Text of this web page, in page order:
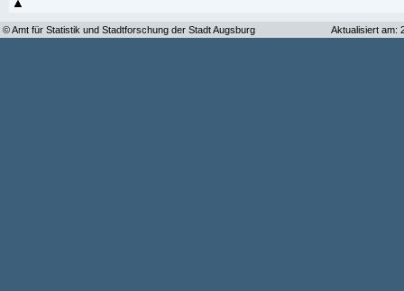
© Amt für Statistik und Stadtforschung der Stadt Augsburg Aktualisiert am: